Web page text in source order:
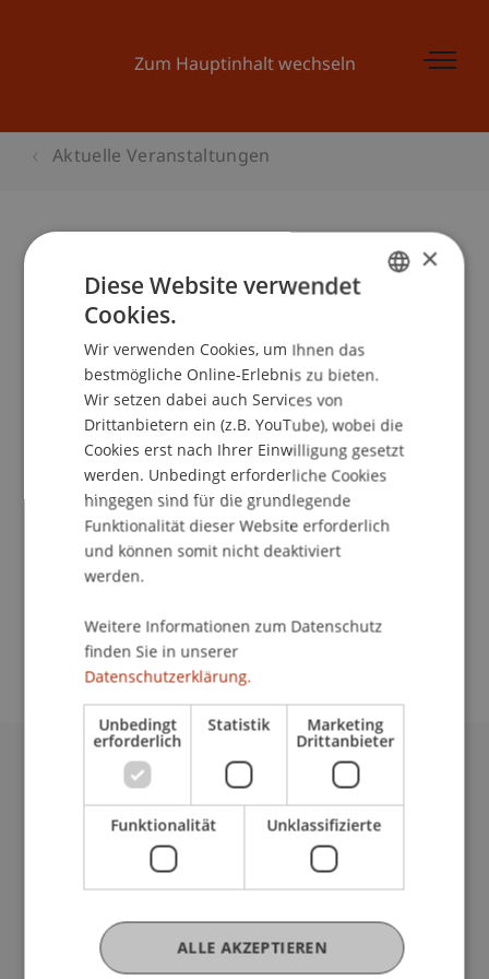
Zum Hauptinhalt wechseln
Aktuelle Veranstaltungen
"dream it" - Ideen-Workshop
School/Professur:
Ideas meet people - people meet Ideas
Veranstaltungsdetails
Kontakt
Universität Liechtenstein
Fürst-Franz-Josef-Strasse
9490 Vaduz
T +423 265 11 11
Fußzeile Rechtliche Hinweise
Rechtssammlung
Datenschutzerklärung
×
Diese Website verwendet
Cookies.
Wir verwenden Cookies, um Ihnen das
bestmögliche Online-Erlebnis zu bieten.
Wir setzen dabei auch Services von
Drittanbietern ein (z.B. YouTube), wobei die
Cookies erst nach Ihrer Einwilligung gesetzt
werden. Unbedingt erforderliche Cookies
hingegen sind für die grundlegende
Funktionalität dieser Website erforderlich
und können somit nicht deaktiviert
werden.
Weitere Informationen zum Datenschutz
finden Sie in unserer
Datenschutzerklärung.
Unbedingt
erforderlich
Statistik Marketing
Drittanbieter
Funktionalität Unklassifizierte
ALLE AKZEPTIEREN